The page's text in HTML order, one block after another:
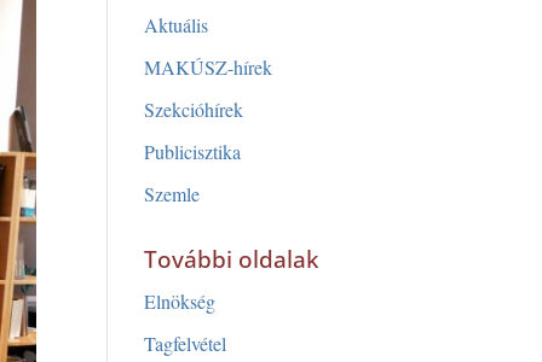
Aktuális
MAKÚSZ-hírek
Szekcióhírek
Publicisztika
Szemle
További oldalak
Elnökség
Tagfelvétel